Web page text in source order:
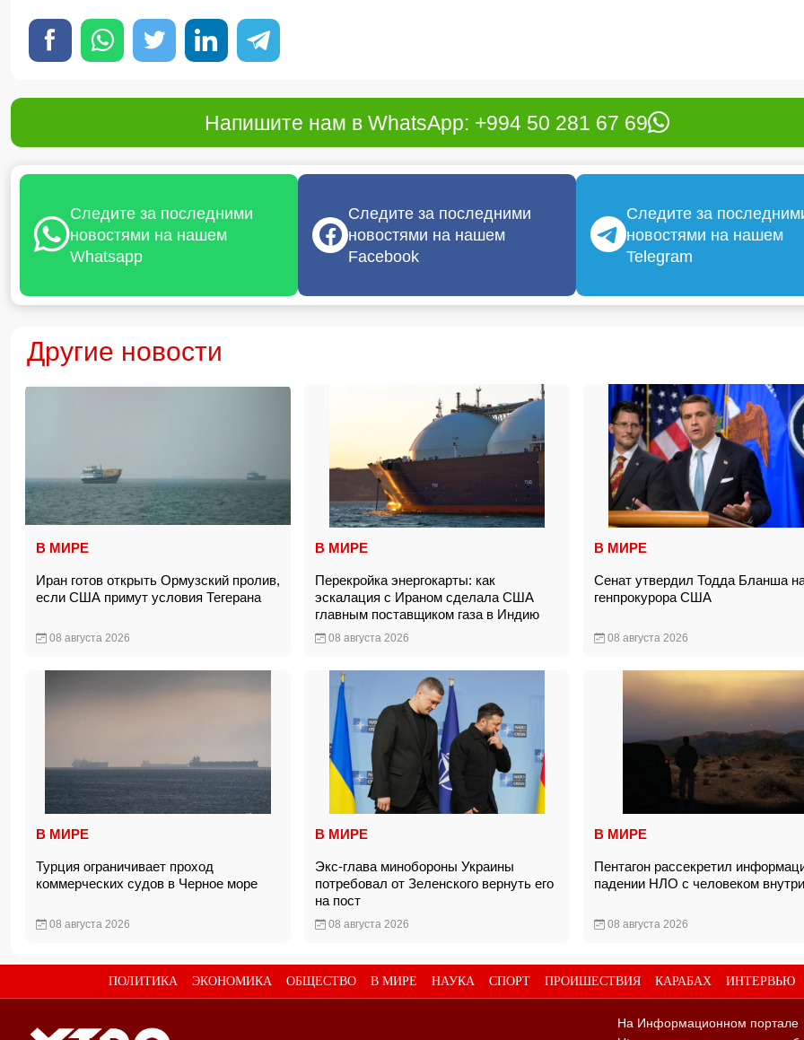
Напишите нам в WhatsApp: +994 50 281 67 69
Следите за последними
новостями на нашем
Whatsapp
Следите за последними
новостями на нашем
Facebook
Следите за
новостями на нашем
Telegram
Другие новости
В МИРЕ
Иран готов открыть Ормузский пролив,
если США примут условия Тегерана
08 августа 2026
В МИРЕ
Перекройка энергокарты: как
эскалация с Ираном сделала США
главным поставщиком газа в Индию
08 августа 2026
В МИРЕ
Сенат утвердил Тодда Бланша
генпрокурора США
08 августа 2026
В МИРЕ
Турция ограничивает проход
коммерческих судов в Черное море
08 августа 2026
В МИРЕ
Экс-глава минобороны Украины
потребовал от Зеленского вернуть его
на пост
08 августа 2026
В МИРЕ
Пентагон рассекретил
падении НЛО с человеком внутри
08 августа 2026
ПОЛИТИКА ЭКОНОМИКА ОБЩЕСТВО В МИРЕ НАУКА СПОРТ ПРОИШЕСТВИЯ КАРАБАХ ИНТЕРВЬЮ
На Информационном портале